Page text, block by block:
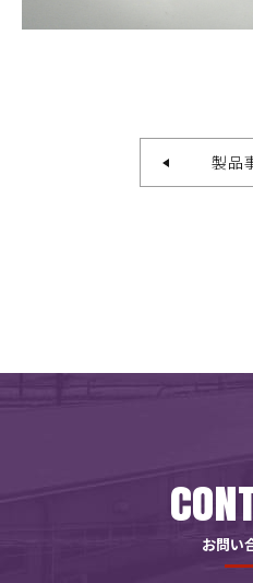
製品
お問い